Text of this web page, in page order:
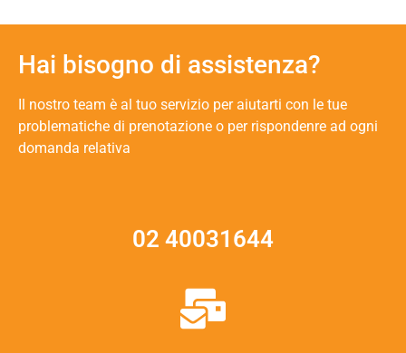
Hai bisogno di assistenza?
Il nostro team è al tuo servizio per aiutarti con le tue
problematiche di prenotazione o per rispondenre ad ogni
domanda relativa
02 40031644